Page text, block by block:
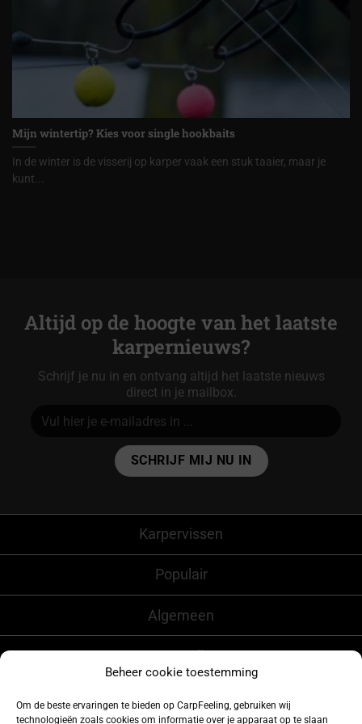
Beheer cookie toestemming
Om de beste ervaringen te bieden op CarpFeeling, gebruiken wij
technologieën zoals cookies om informatie over je apparaat op te slaan
Mijn wintertip? Kies voor single hookbaits
In de winter is de visserij op karper vaak een stuk taaier, maar je
kunt...
Altijd op de hoogte van het laatste
karpernieuws?
Schrijf je nu in en ontvang altijd het laatste nieuws
direct in je mailbox.
Karpervissen
Populair
Algemeen
CarpFeeling